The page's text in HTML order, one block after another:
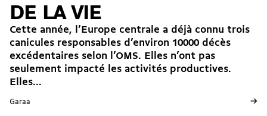
DE LA VIE
Cette année, l’Europe centrale a déjà connu trois
canicules responsables d’environ 10000 décès
excédentaires selon l’OMS. Elles n’ont pas
seulement impacté les activités productives.
Elles...
Garaa →